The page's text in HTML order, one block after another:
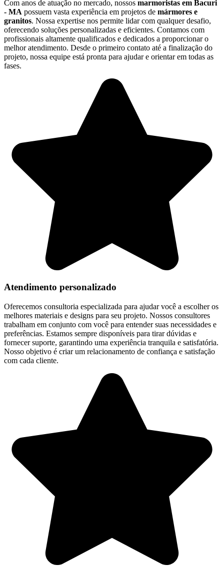
Com anos de atuação no mercado, nossos marmoristas em Bacuri
- MA possuem vasta experiência em projetos de mármores e
granitos. Nossa expertise nos permite lidar com qualquer desafio,
oferecendo soluções personalizadas e eficientes. Contamos com
profissionais altamente qualificados e dedicados a proporcionar o
melhor atendimento. Desde o primeiro contato até a finalização do
projeto, nossa equipe está pronta para ajudar e orientar em todas as
fases.
Atendimento personalizado
Oferecemos consultoria especializada para ajudar você a escolher os
melhores materiais e designs para seu projeto. Nossos consultores
trabalham em conjunto com você para entender suas necessidades e
preferências. Estamos sempre disponíveis para tirar dúvidas e
fornecer suporte, garantindo uma experiência tranquila e satisfatória.
Nosso objetivo é criar um relacionamento de confiança e satisfação
com cada cliente.